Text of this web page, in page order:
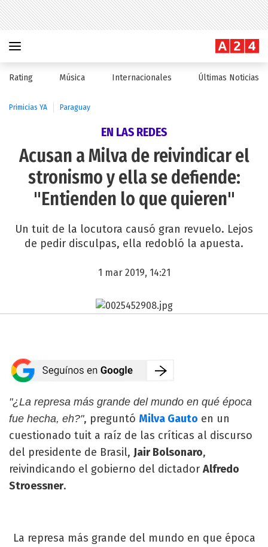
Rating Música Internacionales Últimas Noticias
Primicias YA Paraguay
EN LAS REDES
Acusan a Milva de reivindicar el
stronismo y ella se defiende:
"Entienden lo que quieren"
Un tuit de la locutora causó gran revuelo. Lejos
de pedir disculpas, ella redobló la apuesta.
1 mar 2019, 14:21
"¿La represa más grande del mundo en qué época
fue hecha, eh?", preguntó Milva Gauto en un
cuestionado tuit a raíz de las críticas al discurso
del presidente de Brasil, Jair Bolsonaro,
reivindicando el gobierno del dictador Alfredo
Stroessner.
La represa más grande del mundo en que época